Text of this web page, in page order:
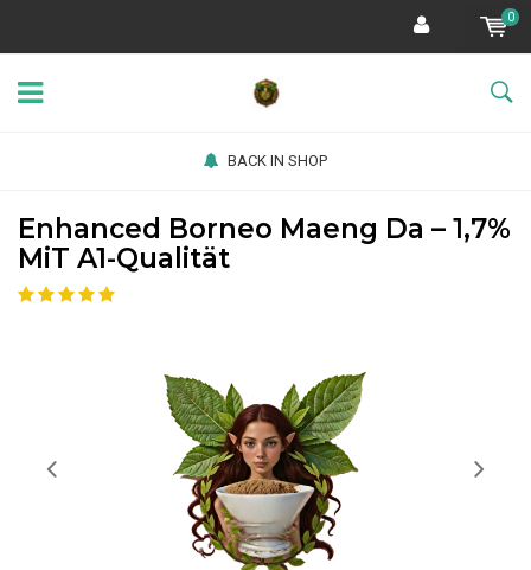
0
BACK IN SHOP
Enhanced Borneo Maeng Da – 1,7%
MiT A1-Qualität